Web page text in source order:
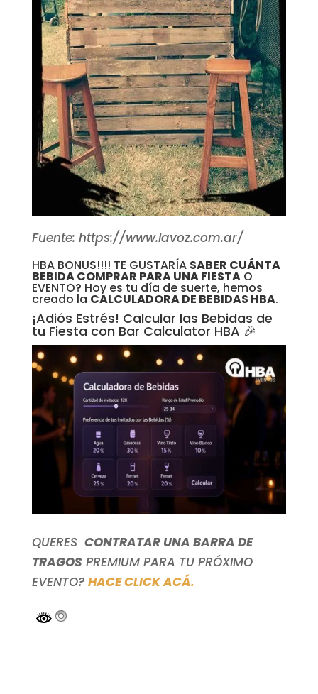
Fuente: https://www.lavoz.com.ar/
HBA BONUS!!!! TE GUSTARÍA SABER CUÁNTA
BEBIDA COMPRAR PARA UNA FIESTAO
EVENTO? Hoy es tu día de suerte, hemos
creado la CALCULADORA DE BEBIDAS HBA.
¡Adiós Estrés! Calcular las Bebidas de
tu Fiesta con Bar Calculator HBA 🎉
QUERES CONTRATAR UNA BARRA DE
TRAGOS PREMIUM PARA TU PRÓXIMO
EVENTO? HACE CLICK ACÁ.